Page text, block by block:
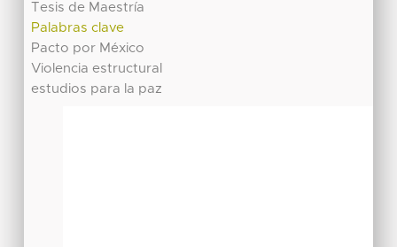
Tesis de Maestría
Palabras clave
Pacto por México
Violencia estructural
estudios para la paz